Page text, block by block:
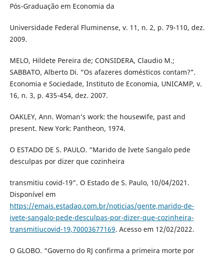
Pós-Graduação em Economia da
Universidade Federal Fluminense, v. 11, n. 2, p. 79-110, dez.
2009.
MELO, Hildete Pereira de; CONSIDERA, Claudio M.;
SABBATO, Alberto Di. “Os afazeres domésticos contam?”.
Economia e Sociedade, Instituto de Economia, UNICAMP, v.
16, n. 3, p. 435-454, dez. 2007.
OAKLEY, Ann. Woman’s work: the housewife, past and
present. New York: Pantheon, 1974.
O ESTADO DE S. PAULO. “Marido de Ivete Sangalo pede
desculpas por dizer que cozinheira
transmitiu covid-19”. O Estado de S. Paulo, 10/04/2021.
Disponível em
https://emais.estadao.com.br/noticias/gente,marido-de-
ivete-sangalo-pede-desculpas-por-dizer-que-cozinheira-
transmitiucovid-19,70003677169. Acesso em 12/02/2022.
O GLOBO. “Governo do RJ confirma a primeira morte por